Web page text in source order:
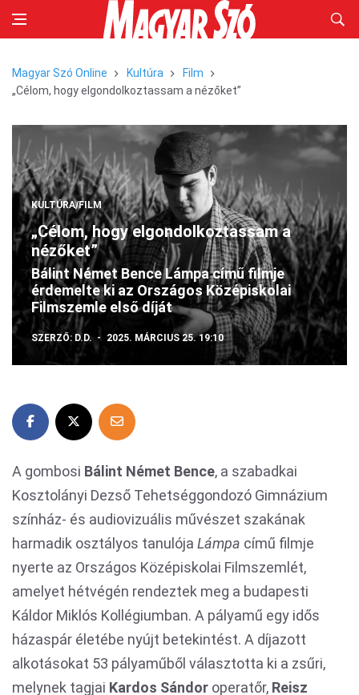
Magyar Szó Online Kultúra
Film
„Célom, hogy elgondolkoztassam a nézőket”
KULTÚRA/FILM
„Célom, hogy elgondolkoztassam a
nézőket”
Bálint Német Bence Lámpa című filmje
érdemelte ki az Országos Középiskolai
Filmszemle első díját
SZERZŐ: D.D. 2025. MÁRCIUS 25. 19:10
A gombosi Bálint Német Bence, a szabadkai
Kosztolányi Dezső Tehetséggondozó Gimnázium
színház- és audiovizuális művészet szakának
harmadik osztályos tanulója Lámpa című filmje
nyerte az Országos Középiskolai Filmszemlét,
amelyet hétvégén rendeztek meg a budapesti
Káldor Miklós Kollégiumban. A pályamű egy idős
házaspár életébe nyújt betekintést. A díjazott
alkotásokat 53 pályaműből választotta ki a zsűri,
melynek tagjai Kardos Sándor operatőr, Reisz